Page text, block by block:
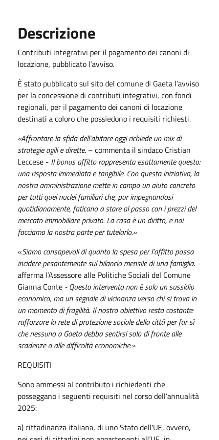
Descrizione
Contributi integrativi per il pagamento dei canoni di
locazione, pubblicato l’avviso.
È stato pubblicato sul sito del comune di Gaeta l’avviso
per la concessione di contributi integrativi, con fondi
regionali, per il pagamento dei canoni di locazione
destinati a coloro che possiedono i requisiti richiesti.
«Affrontare la sfida dell'abitare oggi richiede un mix di
strategie agili e dirette. – commenta il sindaco Cristian
Leccese - Il bonus affitto rappresenta esattamente questo:
una risposta immediata e tangibile. Con questa iniziativa, la
nostra amministrazione mette in campo un aiuto concreto
per tutti quei nuclei familiari che, pur impegnandosi
quotidianamente, faticano a stare al passo con i prezzi del
mercato immobiliare privato. La casa è un diritto, e noi
facciamo la nostra parte per tutelarlo.»
«Siamo consapevoli di quanto la spesa per l'affitto possa
incidere pesantemente sul bilancio mensile di una famiglia. -
afferma l’Assessore alle Politiche Sociali del Comune
Gianna Conte - Questo intervento non è solo un sussidio
economico, ma un segnale di vicinanza verso chi si trova in
un momento di fragilità. Il nostro obiettivo resta costante:
rafforzare la rete di protezione sociale della città per far sì
che nessuno a Gaeta debba sentirsi solo di fronte alle
scadenze o alle difficoltà economiche.»
REQUISITI
Sono ammessi al contributo i richiedenti che
posseggano i seguenti requisiti nel corso dell’annualità
2025:
a) cittadinanza italiana, di uno Stato dell'UE, ovvero,